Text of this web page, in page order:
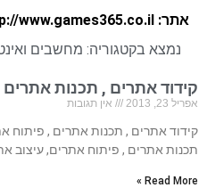
אתר: http://www.games365.co.il
נמצא בקטגוריה: מחשבים
קידוד אתרים , תכנות
אפריל 23, 2013 אין תגובות
קידוד אתרים , תכנות אתרים , פיתוח
תכנות אתרים , פיתוח אתרים, עיצוב
Read More »